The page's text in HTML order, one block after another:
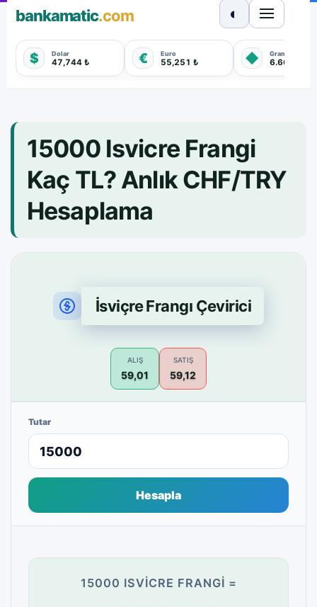
bankamatic.com
$ Dolar
47,744 ₺ € Euro
55,251 ₺ ◆ Gram Altın
6.660,550
◐
15000 Isvicre Frangi
Kaç TL? Anlık CHF/TRY
Hesaplama
İsviçre Frangı Çevirici
ALIŞ
59,01
SATIŞ
59,12
Tutar
Hesapla
15000 ISVICRE FRANGI =